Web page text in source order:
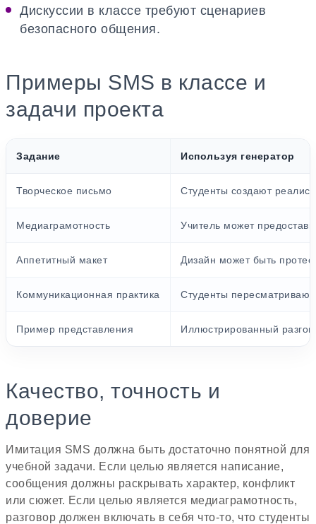
Дискуссии в классе требуют сценариев
безопасного общения.
Примеры SMS в классе и
задачи проекта
Задание Используя генератор
Творческое письмо Студенты создают
Медиаграмотность Учитель может
Аппетитный макет Дизайн может быть
Коммуникационная практика Студенты
Пример представления Иллюстрированный
Качество, точность и
доверие
Имитация SMS должна быть достаточно понятной для
учебной задачи. Если целью является написание,
сообщения должны раскрывать характер, конфликт
или сюжет. Если целью является медиаграмотность,
разговор должен включать в себя что-то, что студенты